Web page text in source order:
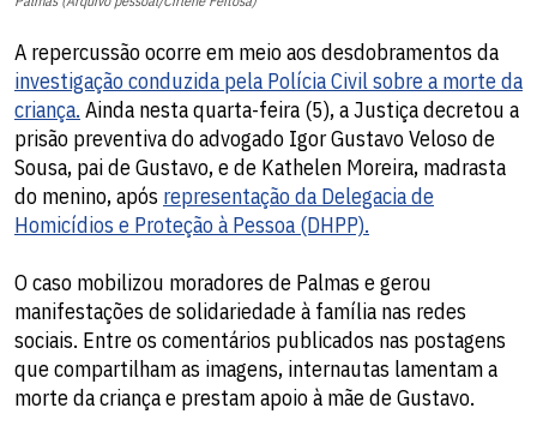
A repercussão ocorre em meio aos desdobramentos da
investigação conduzida pela Polícia Civil sobre a morte da
criança. Ainda nesta quarta-feira (5), a Justiça decretou a
prisão preventiva do advogado Igor Gustavo Veloso de
Sousa, pai de Gustavo, e de Kathelen Moreira, madrasta
do menino, após representação da Delegacia de
Homicídios e Proteção à Pessoa (DHPP).
O caso mobilizou moradores de Palmas e gerou
manifestações de solidariedade à família nas redes
sociais. Entre os comentários publicados nas postagens
que compartilham as imagens, internautas lamentam a
morte da criança e prestam apoio à mãe de Gustavo.